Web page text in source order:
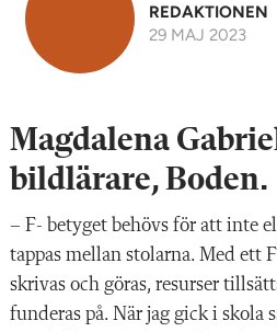
REDAKTIONEN
29 MAJ 2023
Magdalena
bildlärare, Boden.
– F- betyget behövs för att inte
tappas mellan stolarna. Med ett
skrivas och göras, resurser
funderas på. När jag gick i skola